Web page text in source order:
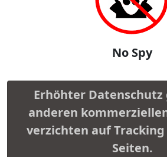
No Spy
Erhöhter
anderen
verzichten auf
Seiten.